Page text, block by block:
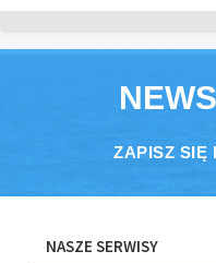
ZAPISZ SIĘ
NASZE SERWISY